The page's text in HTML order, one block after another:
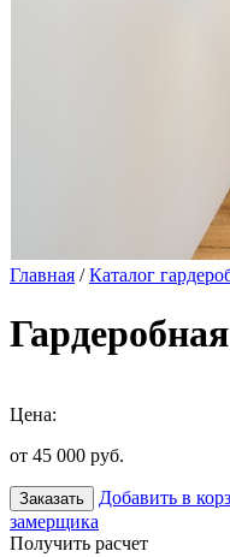
Главная /Каталог
Цена:
от 45 000 руб.
Заказать Добавить в
замерщика
Получить расчет